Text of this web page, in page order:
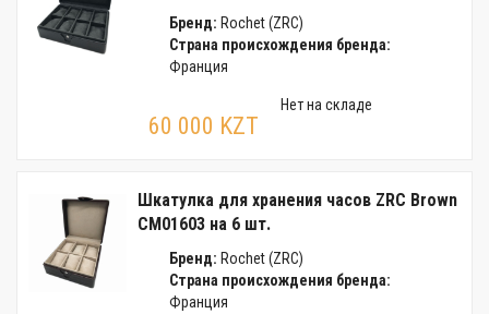
Бренд: Rochet (ZRC)
Страна происхождения бренда:
Франция
60 000 KZT
Нет на складе
Шкатулка для хранения часов ZRC Brown
CM01603 на 6 шт.
Бренд: Rochet (ZRC)
Страна происхождения бренда:
Франция